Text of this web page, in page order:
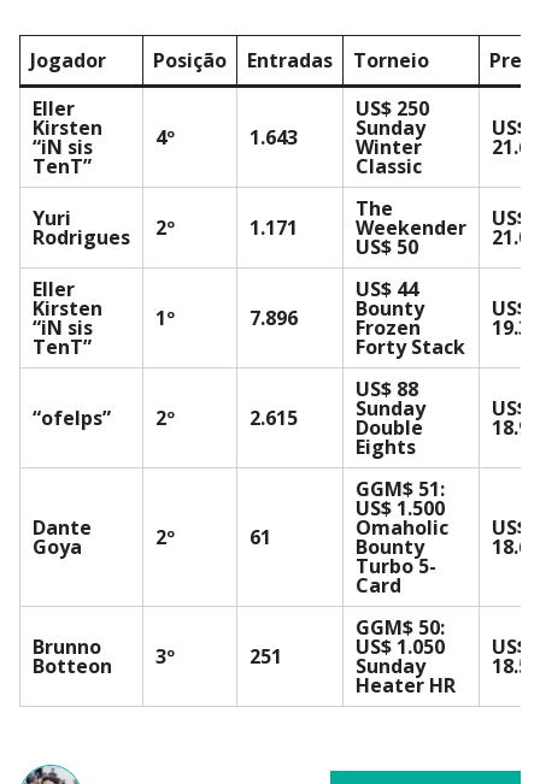
Jogador Posição Entradas Torneio
Eller
Kirsten
“iN sis
TenT”
4º 1.643
US$ 250
Sunday
Winter
Classic
US$
Yuri
Rodrigues 2º 1.171
The
Weekender
US$ 50
US$
Eller
Kirsten
“iN sis
TenT”
1º 7.896
US$ 44
Bounty
Frozen
Forty Stack
US$
“ofelps” 2º 2.615
US$ 88
Sunday
Double
Eights
US$
Dante
Goya 2º 61
GGM$ 51:
US$ 1.500
Omaholic
Bounty
Turbo 5-
Card
US$
Brunno
Botteon 3º 251
GGM$ 50:
US$ 1.050
Sunday
Heater HR
US$